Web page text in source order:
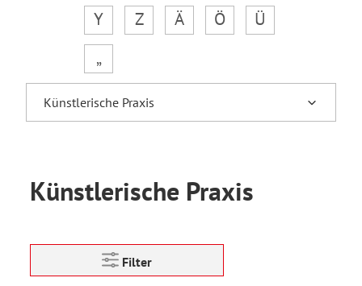
Y
Z Ä Ö
Ü
„
Künstlerische Praxis
Filter